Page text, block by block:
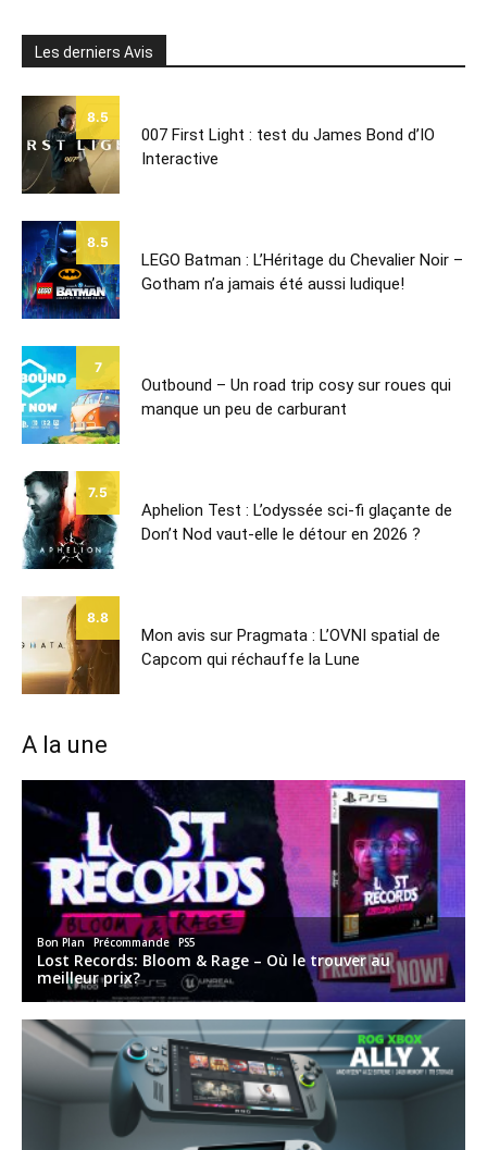
Les derniers Avis
8.5
007 First Light : test du James Bond d’IO
Interactive
8.5
LEGO Batman : L’Héritage du Chevalier Noir –
Gotham n’a jamais été aussi ludique!
7
Outbound – Un road trip cosy sur roues qui
manque un peu de carburant
7.5
Aphelion Test : L’odyssée sci-fi glaçante de
Don’t Nod vaut-elle le détour en 2026 ?
8.8
Mon avis sur Pragmata : L’OVNI spatial de
Capcom qui réchauffe la Lune
A la une